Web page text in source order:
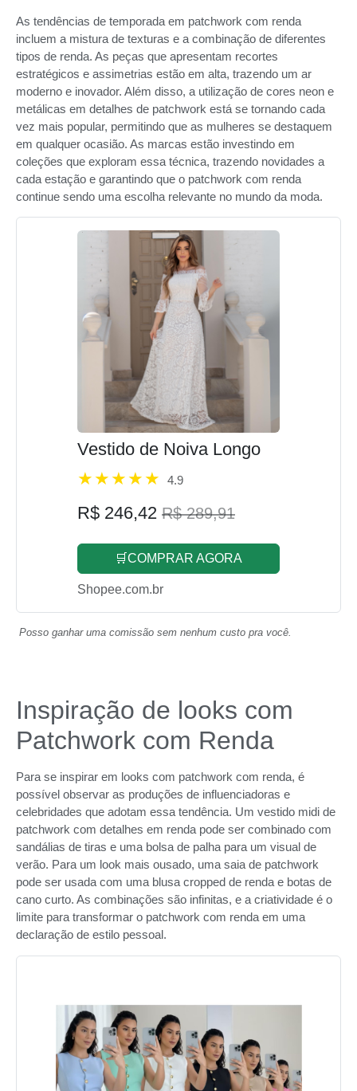
As tendências de temporada em patchwork com renda
incluem a mistura de texturas e a combinação de diferentes
tipos de renda. As peças que apresentam recortes
estratégicos e assimetrias estão em alta, trazendo um ar
moderno e inovador. Além disso, a utilização de cores neon e
metálicas em detalhes de patchwork está se tornando cada
vez mais popular, permitindo que as mulheres se destaquem
em qualquer ocasião. As marcas estão investindo em
coleções que exploram essa técnica, trazendo novidades a
cada estação e garantindo que o patchwork com renda
continue sendo uma escolha relevante no mundo da moda.
Vestido de Noiva Longo
4.9
R$ 246,42 R$ 289,91
🛒COMPRAR AGORA
Shopee.com.br
Posso ganhar uma comissão sem nenhum custo pra você.
Inspiração de looks com
Patchwork com Renda
Para se inspirar em looks com patchwork com renda, é
possível observar as produções de influenciadoras e
celebridades que adotam essa tendência. Um vestido midi de
patchwork com detalhes em renda pode ser combinado com
sandálias de tiras e uma bolsa de palha para um visual de
verão. Para um look mais ousado, uma saia de patchwork
pode ser usada com uma blusa cropped de renda e botas de
cano curto. As combinações são infinitas, e a criatividade é o
limite para transformar o patchwork com renda em uma
declaração de estilo pessoal.